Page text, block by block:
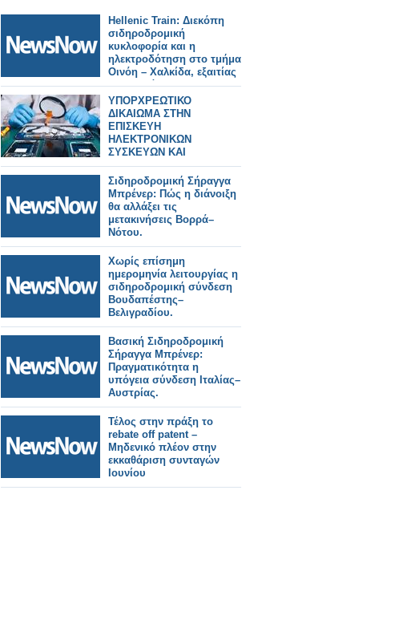
Hellenic Train: Διεκόπη
σιδηροδρομική
κυκλοφορία και η
ηλεκτροδότηση στο τμήμα
Οινόη – Χαλκίδα, εξαιτίας
πυρκαγιάς.
ΥΠΟΡΧΡΕΩΤΙΚΟ
ΔΙΚΑΙΩΜΑ ΣΤΗΝ
ΕΠΙΣΚΕΥΗ
ΗΛΕΚΤΡΟΝΙΚΩΝ
ΣΥΣΚΕΥΩΝ ΚΑΙ
SPARTPHONES ΣΤΗΝ
ΕΛΛΑΔΑ
Σιδηροδρομική Σήραγγα
Μπρένερ: Πώς η διάνοιξη
θα αλλάξει τις
μετακινήσεις Βορρά–
Νότου.
Χωρίς επίσημη
ημερομηνία λειτουργίας η
σιδηροδρομική σύνδεση
Βουδαπέστης–
Βελιγραδίου.
Βασική Σιδηροδρομική
Σήραγγα Μπρένερ:
Πραγματικότητα η
υπόγεια σύνδεση Ιταλίας–
Αυστρίας.
Τέλος στην πράξη το
rebate off patent –
Μηδενικό πλέον στην
εκκαθάριση συνταγών
Ιουνίου